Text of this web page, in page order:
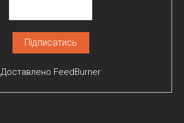
Доставлено FeedBurner